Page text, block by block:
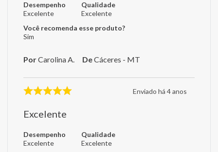
Desempenho
Excelente
Qualidade
Excelente
Você recomenda esse produto?
Sim
PorCarolina A. DeCáceres - MT
Enviado há 4 anos
Excelente
Desempenho
Excelente
Qualidade
Excelente